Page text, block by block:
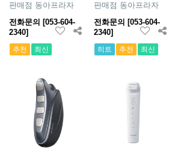
판매점 동아프라자
전화문의 [053-604-
2340]
추천 최신
판매점 동아프라자
전화문의 [053-604-
2340]
히트 추천 최신